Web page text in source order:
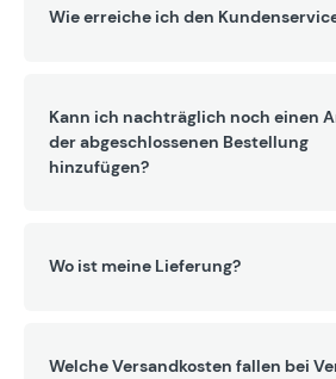
Wie erreiche ich den
Kann ich nachträglich noch einen
der abgeschlossenen Bestellung
hinzufügen?
Wo ist meine Lieferung?
Welche Versandkosten fallen bei